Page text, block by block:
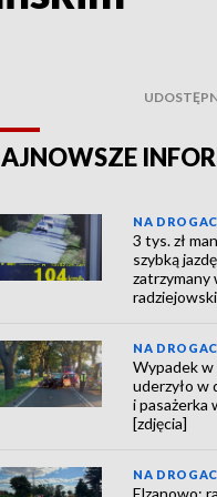
NA
3 tys. zł
szybką
zatrzymany
NA
Wypadek
uderzyło w
i pasażerka
[zdjęcia]
NA
Elzanowo: